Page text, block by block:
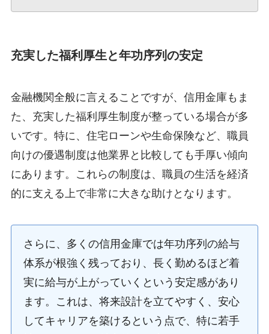
充実した福利厚生と年功序列の安定
金融機関全般に言えることですが、信用金庫もま
た、充実した福利厚生制度が整っている場合が多
いです。特に、住宅ローンや生命保険など、職員
向けの優遇制度は他業界と比較しても手厚い傾向
にあります。これらの制度は、職員の生活を経済
的に支える上で非常に大きな助けとなります。
さらに、多くの信用金庫では年功序列の給与
体系が根強く残っており、長く勤めるほど着
実に給与が上がっていくという安定感があり
ます。これは、将来設計を立てやすく、安心
してキャリアを築けるという点で、特に若手